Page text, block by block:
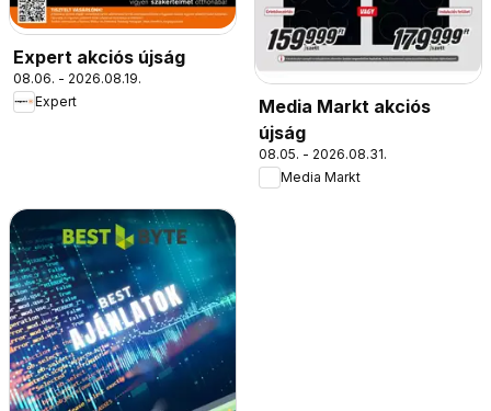
Expert akciós újság
08.06. - 2026.08.19.
Expert
Media Markt akciós
újság
08.05. - 2026.08.31.
Media Markt